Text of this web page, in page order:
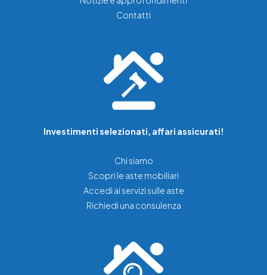
Contatti
Investimenti selezionati, affari assicurati!
Chi siamo
Scopri le aste mobiliari
Accedi ai servizi sulle aste
Richiedi una consulenza